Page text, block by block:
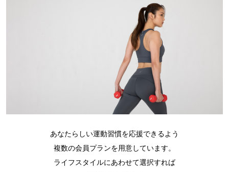
あなたらしい運動習慣を応援できるよう
複数の会員プランを用意しています。
ライフスタイルにあわせて選択すれば